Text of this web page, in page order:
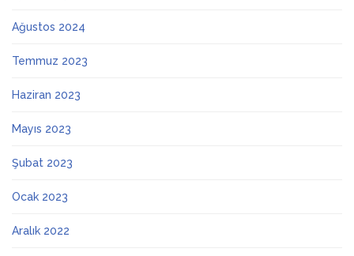
Ağustos 2024
Temmuz 2023
Haziran 2023
Mayıs 2023
Şubat 2023
Ocak 2023
Aralık 2022